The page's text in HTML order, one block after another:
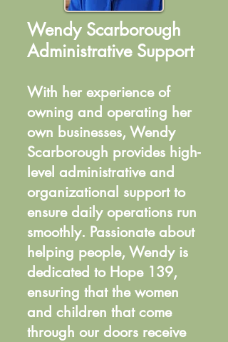
Wendy Scarborough
Administrative Support
With her experience of
owning and operating her
own businesses, Wendy
Scarborough provides high-
level administrative and
organizational support to
ensure daily operations run
smoothly. Passionate about
helping people, Wendy is
dedicated to Hope 139,
ensuring that the women
and children that come
through our doors receive